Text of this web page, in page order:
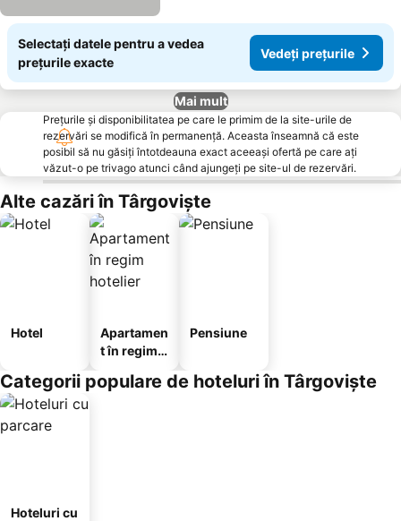
Selectați datele pentru a vedea
prețurile exacte
Vedeți prețurile
Mai mult
Prețurile și disponibilitatea pe care le primim de la site-urile de
rezervări se modifică în permanență. Aceasta înseamnă că este
posibil să nu găsiți întotdeauna exact aceeași ofertă pe care ați
văzut-o pe trivago atunci când ajungeți pe site-ul de rezervări.
Alte cazări în Târgoviște
Hotel
Apartamen
t în regim
Pensiune
Categorii populare de hoteluri în Târgoviște
Hoteluri cu